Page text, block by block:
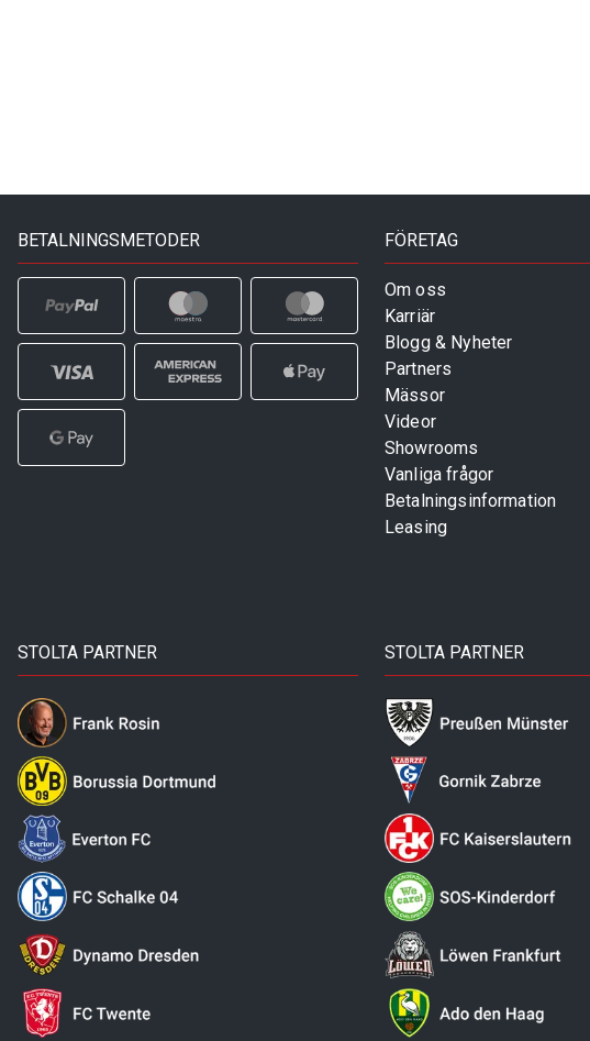
BETALNINGSMETODER FÖRETAG
Om oss
Karriär
Blogg & Nyheter
Partners
Mässor
Videor
Showrooms
Vanliga frågor
Betalningsinformation
Leasing
STOLTA PARTNER STOLTA PARTNER